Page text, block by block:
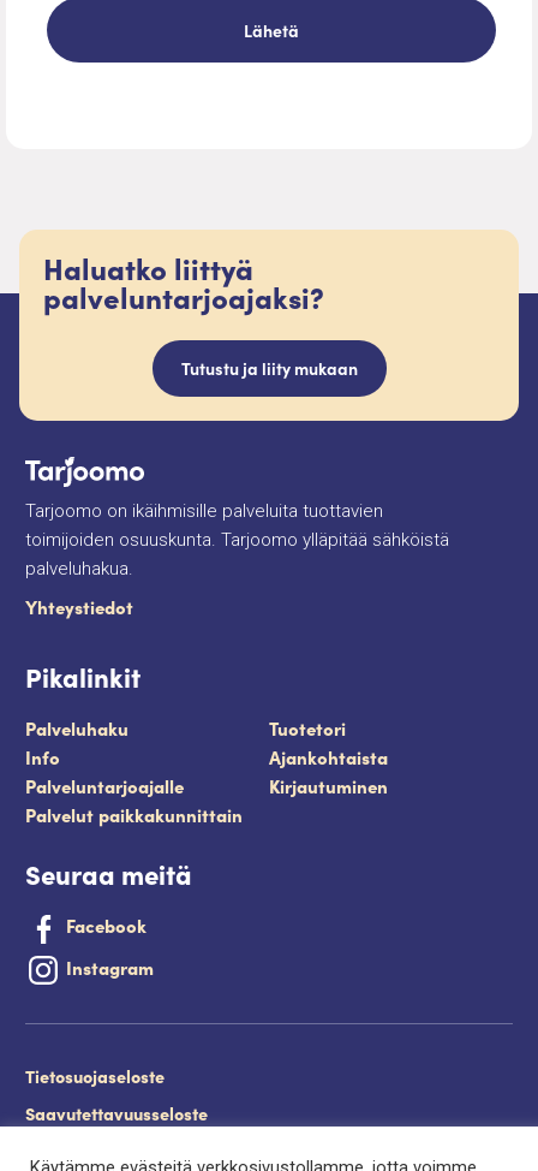
Haluatko liittyä
palveluntarjoajaksi?
Tutustu ja liity mukaan
Tarjoomo on ikäihmisille palveluita tuottavien
toimijoiden osuuskunta. Tarjoomo ylläpitää sähköistä
palveluhakua.
Yhteystiedot
Pikalinkit
Palveluhaku
Tuotetori
Info
Ajankohtaista
Palveluntarjoajalle
Kirjautuminen
Palvelut paikkakunnittain
Seuraa meitä
Facebook
Instagram
Tietosuojaseloste
Saavutettavuusseloste